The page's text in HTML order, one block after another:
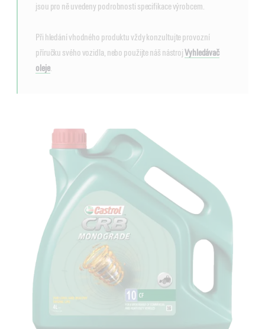
jsou pro ně uvedeny podrobnosti specifikace výrobcem.
Při hledání vhodného produktu vždy konzultujte provozní
příručku svého vozidla, nebo použijte náš nástrojVyhledávač
oleje.